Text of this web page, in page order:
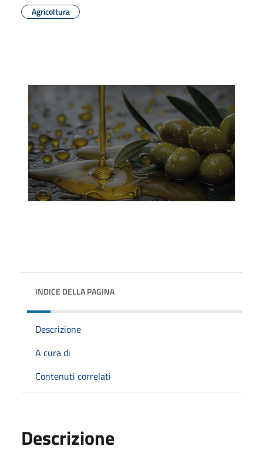
Agricoltura
INDICE DELLA PAGINA
Descrizione
A cura di
Contenuti correlati
Descrizione